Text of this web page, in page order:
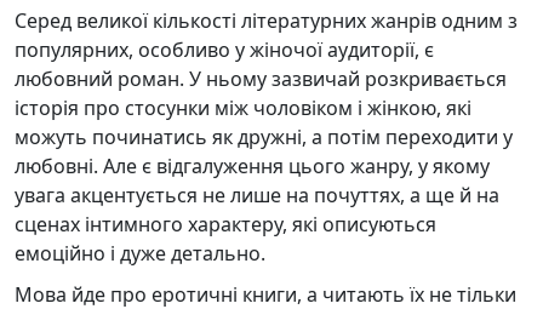
Серед великої кількості літературних жанрів одним з
популярних, особливо у жіночої аудиторії, є
любовний роман. У ньому зазвичай розкривається
історія про стосунки між чоловіком і жінкою, які
можуть починатись як дружні, а потім переходити у
любовні. Але є відгалуження цього жанру, у якому
увага акцентується не лише на почуттях, а ще й на
сценах інтимного характеру, які описуються
емоційно і дуже детально.
Мова йде про еротичні книги, а читають їх не тільки